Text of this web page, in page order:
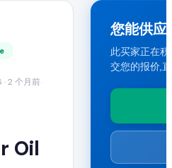
向 Turkmenistan 发货的任何国
Oil 批发采购需
· 2 个月前·
Oil
您能供应
此买家正在
交您的报价,